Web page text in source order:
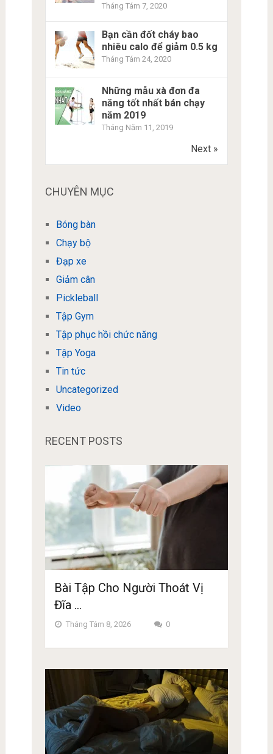
Tháng Tám 7, 2020
Bạn cần đốt cháy bao
nhiêu calo để giảm 0.5 kg
Tháng Tám 24, 2020
Những mẫu xà đơn đa
năng tốt nhất bán chạy
năm 2019
Tháng Năm 11, 2019
Next »
CHUYÊN MỤC
Bóng bàn
Chạy bộ
Đạp xe
Giảm cân
Pickleball
Tập Gym
Tập phục hồi chức năng
Tập Yoga
Tin tức
Uncategorized
Video
RECENT POSTS
Bài Tập Cho Người Thoát Vị
Đĩa …
Tháng Tám 8, 2026 0